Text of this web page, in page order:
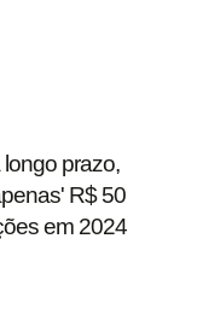
prazo,
R$ 50
em 2024